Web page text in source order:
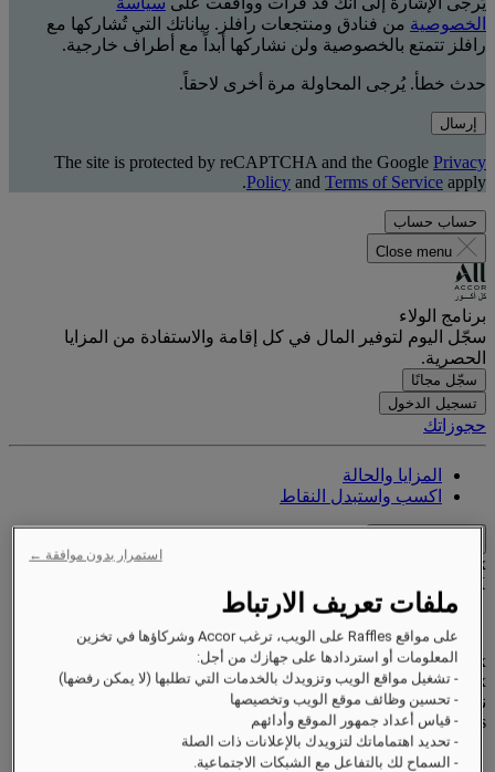
الخصوصية من فنادق ومنتجعات رافلز. بياناتك التي تُشاركها مع
رافلز تتمتع بالخصوصية ولن نشاركها أبداً مع أطراف خارجية.
حدث خطأ. يُرجى المحاولة مرة أخرى لاحقاً.
إرسال
The site is protected by reCAPTCHA and the Google Privacy
Policy and Terms of Service apply.
حساب حساب
Close menu
برنامج الولاء
سجّل اليوم لتوفير المال في كل إقامة والاستفادة من المزايا
الحصرية.
سجّل مجانًا
تسجيل الدخول
حجوزاتك
المزايا والحالة
اكسب واستبدل النقاط
Xxxx Xxxxxxxxx
XXXXXX X XXXXXXXX X
xxxxxxxx
Valid until xx/xx/xxxx
نقاط المكافآت
XXX
pts
حساب الولاء الخاص بك
ملفات تعريف الارتباط
على مواقع Raffles على الويب، ترغب Accor وشركاؤها في تخزين
المعلومات أو استردادها على جهازك من أجل:
- تشغيل مواقع الويب وتزويدك بالخدمات التي تطلبها (لا يمكن رفضها)
- تحسين وظائف موقع الويب وتخصيصها
- قياس أعداد جمهور الموقع وأدائهم
- تحديد اهتماماتك لتزويدك بالإعلانات ذات الصلة
- السماح لك بالتفاعل مع الشبكات الاجتماعية.
استمرار بدون موافقة ←